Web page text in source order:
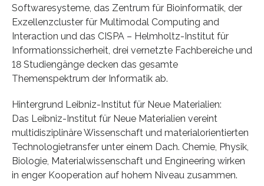
Softwaresysteme, das Zentrum für Bioinformatik, der
Exzellenzcluster für Multimodal Computing and
Interaction und das CISPA – Helmholtz-Institut für
Informationssicherheit, drei vernetzte Fachbereiche und
18 Studiengänge decken das gesamte
Themenspektrum der Informatik ab.
Hintergrund Leibniz-Institut für Neue Materialien:
Das Leibniz-Institut für Neue Materialien vereint
multidisziplinäre Wissenschaft und materialorientierten
Technologietransfer unter einem Dach. Chemie, Physik,
Biologie, Materialwissenschaft und Engineering wirken
in enger Kooperation auf hohem Niveau zusammen.